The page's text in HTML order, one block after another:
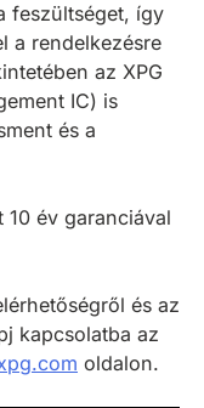
feszültséget, így
a rendelkezésre
az XPG
IC) is
és a
10 év garanciával
és az
kapcsolatba az
oldalon.